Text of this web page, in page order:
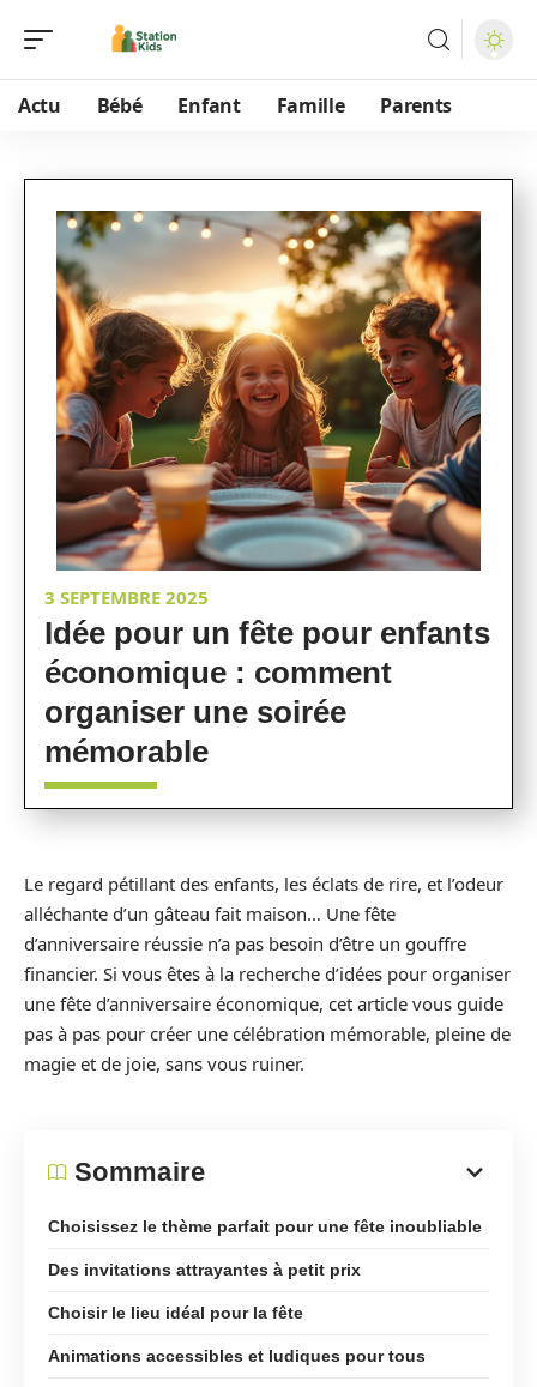
Actu Bébé Enfant Famille Parents
3 SEPTEMBRE 2025
Idée pour un fête pour enfants
économique : comment
organiser une soirée
mémorable
Le regard pétillant des enfants, les éclats de rire, et l’odeur
alléchante d’un gâteau fait maison… Une fête
d’anniversaire réussie n’a pas besoin d’être un gouffre
financier. Si vous êtes à la recherche d’idées pour organiser
une fête d’anniversaire économique, cet article vous guide
pas à pas pour créer une célébration mémorable, pleine de
magie et de joie, sans vous ruiner.
Sommaire
Choisissez le thème parfait pour une fête inoubliable
Des invitations attrayantes à petit prix
Choisir le lieu idéal pour la fête
Animations accessibles et ludiques pour tous